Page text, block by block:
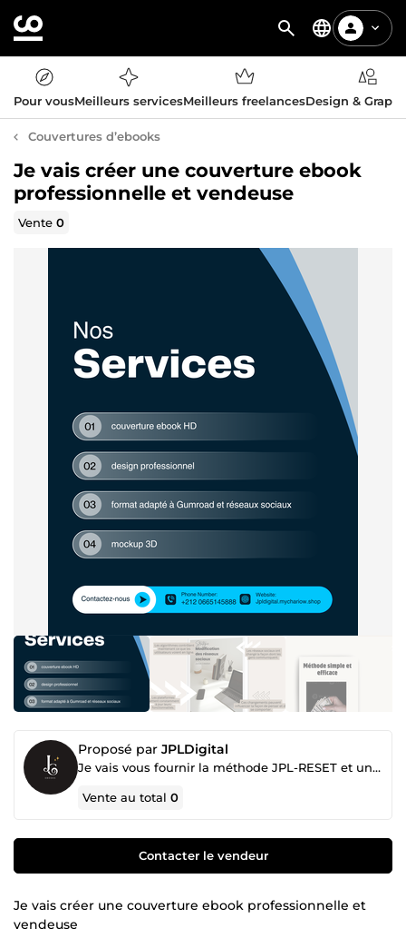
Pour vousMeilleurs servicesMeilleurs freelancesDesign &
Couvertures d’ebooks
Je vais créer une couverture ebook
professionnelle et vendeuse
Vente0
Proposé par JPLDigital
Je vais vous fournir la méthode JPL-RESET et un accompagnement pour reprendre le contrôle
Vente au total0
Contacter le vendeur
Je vais créer une couverture ebook professionnelle et
vendeuse